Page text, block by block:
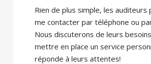
Rien de plus simple, les auditeurs
me contacter par téléphone ou
Nous discuterons de leurs
mettre en place un service
réponde à leurs attentes!